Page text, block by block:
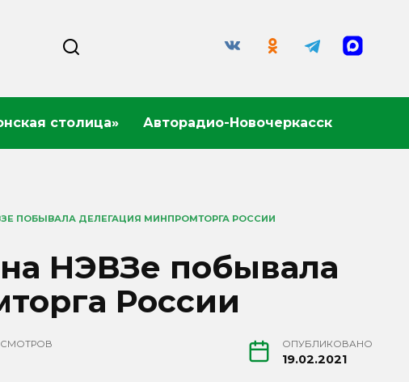
столица» Авторадио-Новочеркасск
ПОБЫВАЛА ДЕЛЕГАЦИЯ МИНПРОМТОРГА РОССИИ
НЭВЗе побывала
России
ОПУБЛИКОВАНО
19.02.2021